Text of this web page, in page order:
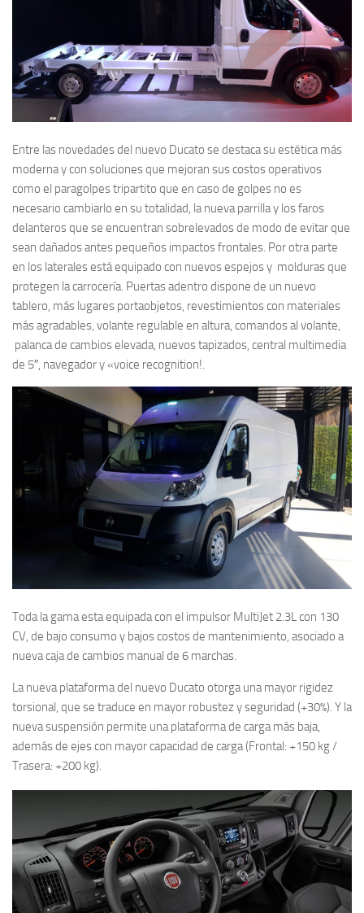
Entre las novedades del nuevo Ducato se destaca su estética más
moderna y con soluciones que mejoran sus costos operativos
como el paragolpes tripartito que en caso de golpes no es
necesario cambiarlo en su totalidad, la nueva parrilla y los faros
delanteros que se encuentran sobrelevados de modo de evitar que
sean dañados antes pequeños impactos frontales. Por otra parte
en los laterales está equipado con nuevos espejos y molduras que
protegen la carrocería. Puertas adentro dispone de un nuevo
tablero, más lugares portaobjetos, revestimientos con materiales
más agradables, volante regulable en altura, comandos al volante,
palanca de cambios elevada, nuevos tapizados, central multimedia
de 5″, navegador y «voice recognition!.
Toda la gama esta equipada con el impulsor MultiJet 2.3L con 130
CV, de bajo consumo y bajos costos de mantenimiento, asociado a
nueva caja de cambios manual de 6 marchas.
La nueva plataforma del nuevo Ducato otorga una mayor rigidez
torsional, que se traduce en mayor robustez y seguridad (+30%). Y la
nueva suspensión permite una plataforma de carga más baja,
además de ejes con mayor capacidad de carga (Frontal: +150 kg /
Trasera: +200 kg).